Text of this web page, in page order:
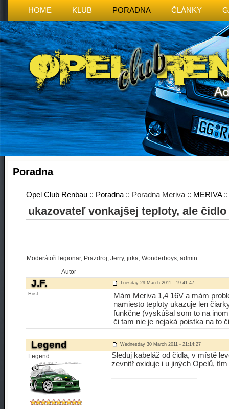
HOME KLUB PORADNA ČLÁNKY
Poradna
Opel Club Renbau :: Poradna :: Poradna Meriva :: MERIVA
ukazovateľ vonkajšej teploty, ale čidlo
Moderátoři:legionar, Prazdroj, Jerry, jirka, Wonderboys, admin
Autor
J.F. Tuesday 29 March 2011 - 19:41:47
Host
Mám Meriva 1,4 16V a mám
namiesto teploty ukazuje len
funkčne (vyskúšal som to na
či tam nie je nejaká poistka na to
Legend Wednesday 30 March 2011 - 21:14:27
Legend
Sleduj kabeláž od čidla, v místě
zevnitř oxiduje i u jiných Opelů,